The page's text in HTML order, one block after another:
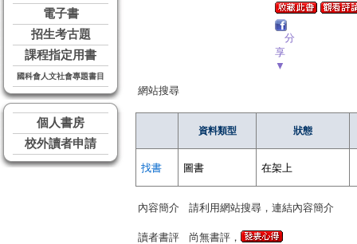
電子書
招生考古題
課程指定用書
國科會人文社會專題書目
個人書房
校外讀者申請
分
享
▼
網站搜尋
資料類型 狀態
找書 圖書 在架上
內容簡介 請利用網站搜尋，連結內容簡介
讀者書評 尚無書評，